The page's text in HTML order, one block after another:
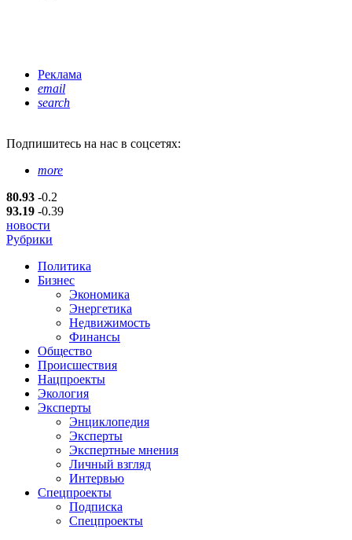
Реклама
email
search
Подпишитесь на нас в соцсетях:
more
80.93 -0.2
93.19 -0.39
новости
Рубрики
Политика
Бизнес
Экономика
Энергетика
Недвижимость
Финансы
Общество
Происшествия
Нацпроекты
Экология
Эксперты
Энциклопедия
Эксперты
Экспертные мнения
Личный взгляд
Интервью
Спецпроекты
Подписка
Спецпроекты